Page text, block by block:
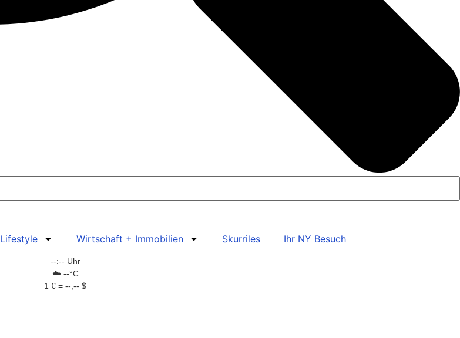
Lifestyle Wirtschaft + Immobilien Skurriles Ihr NY Besuch
--:-- Uhr
☁️ --°C
1 € = --,-- $